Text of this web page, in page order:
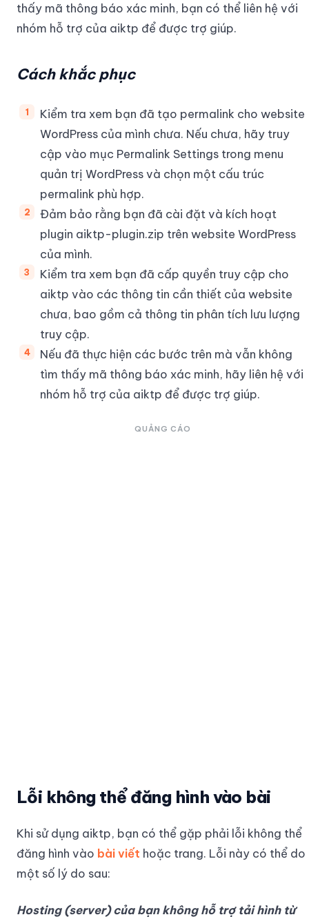
thấy mã thông báo xác minh, bạn có thể liên hệ với
nhóm hỗ trợ của aiktp để được trợ giúp.
Cách khắc phục
Kiểm tra xem bạn đã tạo permalink cho website
WordPress của mình chưa. Nếu chưa, hãy truy
cập vào mục Permalink Settings trong menu
quản trị WordPress và chọn một cấu trúc
permalink phù hợp.
Đảm bảo rằng bạn đã cài đặt và kích hoạt
plugin aiktp-plugin.zip trên website WordPress
của mình.
Kiểm tra xem bạn đã cấp quyền truy cập cho
aiktp vào các thông tin cần thiết của website
chưa, bao gồm cả thông tin phân tích lưu lượng
truy cập.
Nếu đã thực hiện các bước trên mà vẫn không
tìm thấy mã thông báo xác minh, hãy liên hệ với
nhóm hỗ trợ của aiktp để được trợ giúp.
QUẢNG CÁO
Lỗi không thể đăng hình vào bài
Khi sử dụng aiktp, bạn có thể gặp phải lỗi không thể
đăng hình vào bài viết hoặc trang. Lỗi này có thể do
một số lý do sau:
Hosting (server) của bạn không hỗ trợ tải hình từ